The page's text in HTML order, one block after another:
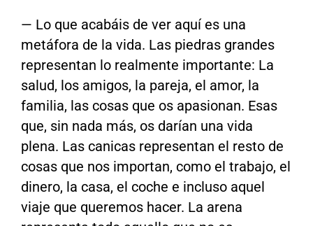
— Lo que acabáis de ver aquí es una
metáfora de la vida. Las piedras grandes
representan lo realmente importante: La
salud, los amigos, la pareja, el amor, la
familia, las cosas que os apasionan. Esas
que, sin nada más, os darían una vida
plena. Las canicas representan el resto de
cosas que nos importan, como el trabajo, el
dinero, la casa, el coche e incluso aquel
viaje que queremos hacer. La arena